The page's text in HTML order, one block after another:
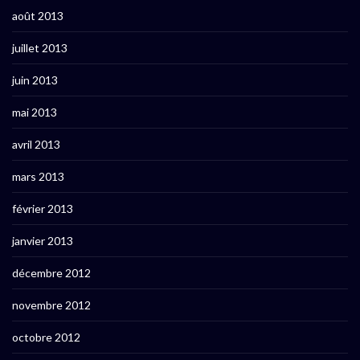
août 2013
juillet 2013
juin 2013
mai 2013
avril 2013
mars 2013
février 2013
janvier 2013
décembre 2012
novembre 2012
octobre 2012